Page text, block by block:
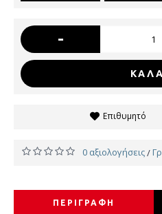
-
Επιθυμητό
0 αξιολογήσεις/
ΠΕΡΙΓΡΑΦΉ